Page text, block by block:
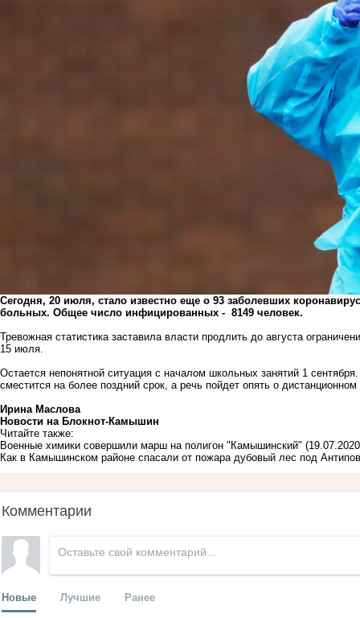
Сегодня, 20 июля, стало известно еще о 93 заболевших
больных. Общее число инфицированных - 8149 человек.
Тревожная статистика заставила власти продлить до августа
15 июля.
Остается непонятной ситуация с началом школьных занятий 1
сместится на более поздний срок, а речь пойдет опять о дистанционном
Ирина Маслова
Новости на Блoкнoт-Камышин
Читайте также:
Военные химики совершили марш на полигон "Камышинский"
Как в Камышинском районе спасали от пожара дубовый лес под
Комментарии
Новые Лучшие Ранее